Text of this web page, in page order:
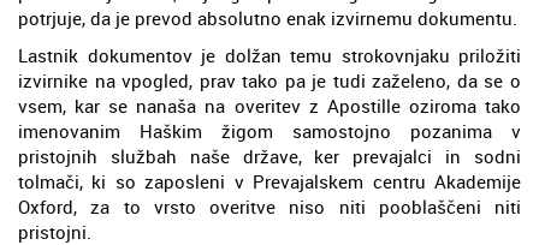
potrjuje, da je prevod absolutno enak izvirnemu dokumentu.
Lastnik dokumentov je dolžan temu strokovnjaku priložiti
izvirnike na vpogled, prav tako pa je tudi zaželeno, da se o
vsem, kar se nanaša na overitev z Apostille oziroma tako
imenovanim Haškim žigom samostojno pozanima v
pristojnih službah naše države, ker prevajalci in sodni
tolmači, ki so zaposleni v Prevajalskem centru Akademije
Oxford, za to vrsto overitve niso niti pooblaščeni niti
pristojni.